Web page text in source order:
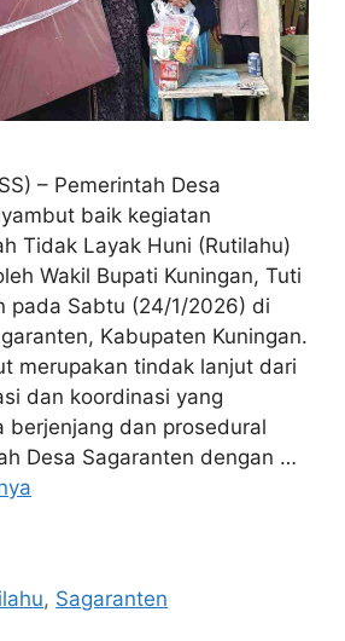
– Pemerintah Desa
baik kegiatan
Tidak Layak Huni (Rutilahu)
Wakil Bupati Kuningan, Tuti
pada Sabtu (24/1/2026) di
Kabupaten Kuningan.
merupakan tindak lanjut dari
dan koordinasi yang
berjenjang dan prosedural
Desa Sagaranten dengan …
, Sagaranten